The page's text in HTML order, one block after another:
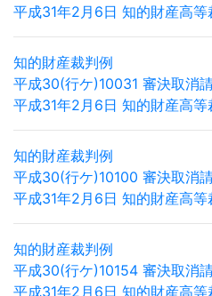
平成31年2月6日 知的財産高等
知的財産裁判例
平成30(行ケ)10031 審決取消
平成31年2月6日 知的財産高等
知的財産裁判例
平成30(行ケ)10100 審決取消
平成31年2月6日 知的財産高等
知的財産裁判例
平成30(行ケ)10154 審決取消
平成31年2月6日 知的財産高等